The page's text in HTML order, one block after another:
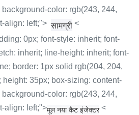
color: rgb(243, 244,
align: left;">सामग्री <
0px; font-style: inherit; font-
inherit; line-height: inherit; font-
border: 1px solid rgb(204, 204,
height: 35px; box-sizing: content-
color: rgb(243, 244,
align: left;">मूल नया कैट इंजेक्टर<